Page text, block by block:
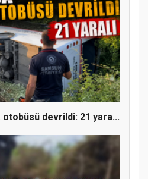
otobüsü devrildi: 21 yara...